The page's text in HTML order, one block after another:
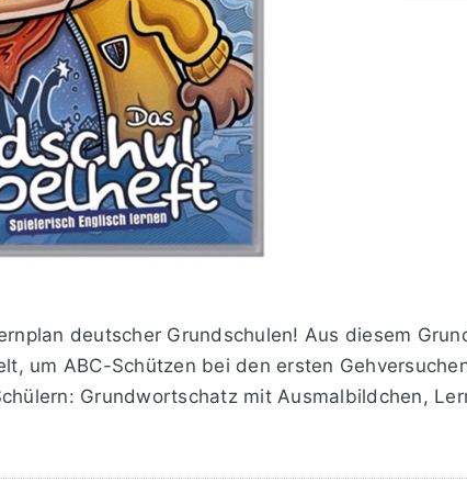
deutscher Grundschulen! Aus diesem
um ABC-Schützen bei den ersten
Grundwortschatz mit Ausmalbildchen,